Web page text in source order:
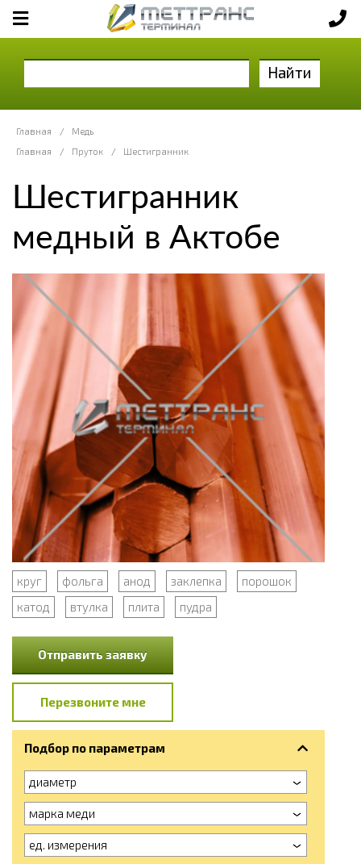
Найти
Главная /
Медь
Главная
/ Пруток / Шестигранник
Шестигранник
медный в Актобе
круг фольга анод заклепка
порошок
катод
втулка плита пудра
Отправить заявку
Перезвоните мне
Подбор по параметрам
диаметр
марка меди
ед. измерения